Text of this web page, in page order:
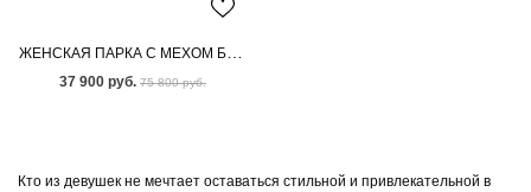
ЖЕНСКАЯ ПАРКА С МЕХОМ БЕНГАЛЬСКОЙ ЛИСЫ
37 900 руб. 75 800 руб.
Кто из девушек не мечтает оставаться стильной и привлекательной в